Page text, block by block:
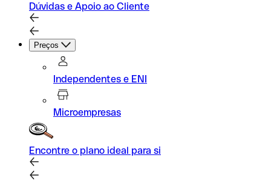
Dúvidas e Apoio ao Cliente
Preços
Independentes e ENI
Microempresas
Encontre o plano ideal para si